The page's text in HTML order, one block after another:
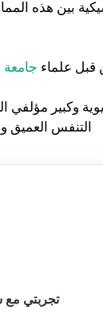
بين هذه
قبل علماء جامعة
وكبير
التنفس العميق
تجربتي مع